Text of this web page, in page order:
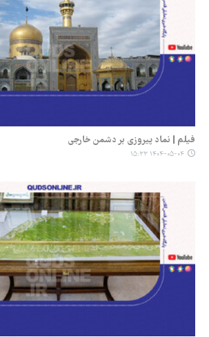
فیلم | نماد پیروزی بر دشمن خارجی
۱۴۰۴-۰۵-۰۴ ۱۵:۳۳